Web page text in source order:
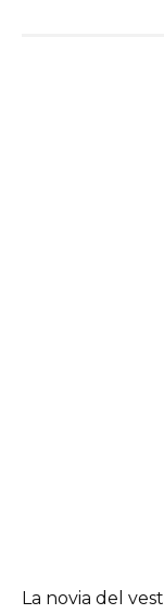
La novia del